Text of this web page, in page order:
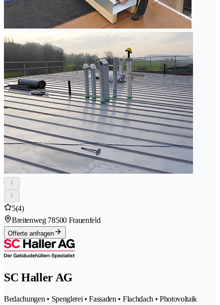
5(4)
Breitenweg 78500 Frauenfeld
Offerte anfragen
SC Haller AG
Bedachungen • Spenglerei • Fassaden • Flachdach • Photovoltaik